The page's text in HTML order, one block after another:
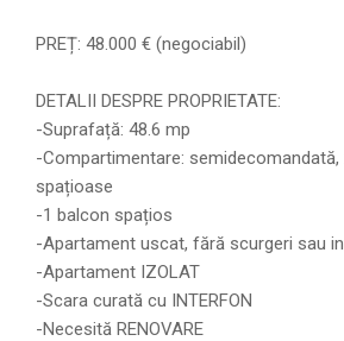
PREȚ: 48.000 € (negociabil)
DETALII DESPRE PROPRIETATE:
-Suprafață: 48.6 mp
-Compartimentare: semidecomandată,
spațioase
-1 balcon spațios
-Apartament uscat, fără scurgeri sau
-Apartament IZOLAT
-Scara curată cu INTERFON
-Necesită RENOVARE